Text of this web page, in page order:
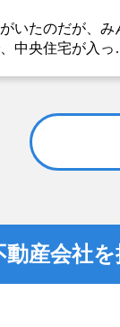
いたのだが、み
中央住宅が入っ
産会社